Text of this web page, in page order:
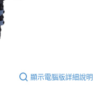
顯示電腦版詳細說明